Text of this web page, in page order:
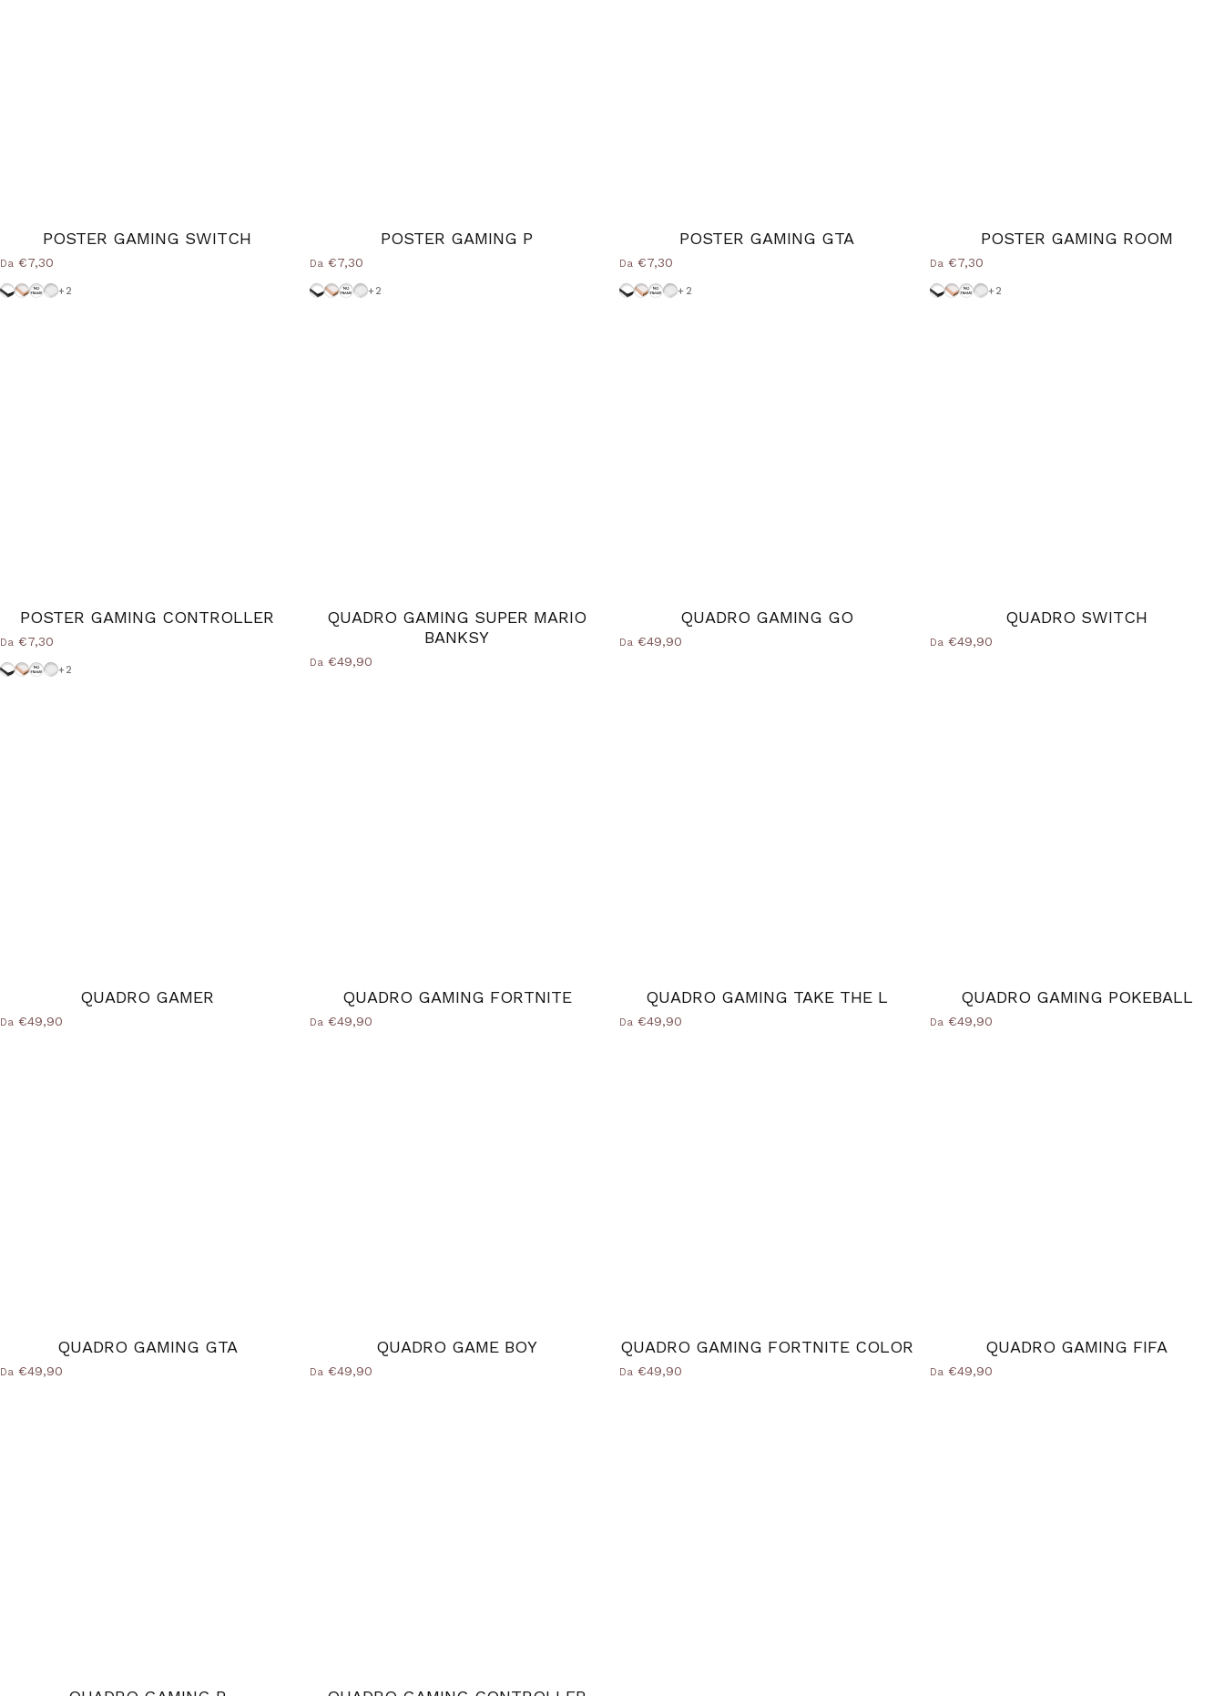
POSTER GAMING SWITCH
Da €7,30
Cornice-Nera
Cornice Wood Natural
Senza-Cornice
Cornice-Bianca
+2
POSTER GAMING P
Da €7,30
Cornice-Nera
Cornice Wood Natural
Senza-Cornice
Cornice-Bianca
+2
POSTER GAMING GTA
Da €7,30
Cornice-Nera
Cornice Wood Natural
Senza-Cornice
Cornice-Bianca
+2
POSTER GAMING ROOM
Da €7,30
Cornice-Nera
Cornice Wood Natural
Senza-Cornice
Cornice-Bianca
+2
POSTER GAMING CONTROLLER
Da €7,30
Cornice-Nera
Cornice Wood Natural
Senza-Cornice
Cornice-Bianca
+2
QUADRO GAMING SUPER MARIO
BANKSY
Da €49,90
QUADRO GAMING GO
Da €49,90
QUADRO SWITCH
Da€49,90
QUADRO GAMER
Da €49,90
QUADRO GAMING FORTNITE
Da €49,90
QUADRO GAMING TAKE THE L
Da €49,90
QUADRO GAMING POKEBALL
Da €49,90
QUADRO GAMING GTA
Da €49,90
QUADRO GAME BOY
Da €49,90
QUADRO GAMING FORTNITE COLOR
Da €49,90
QUADRO GAMING FIFA
Da €49,90